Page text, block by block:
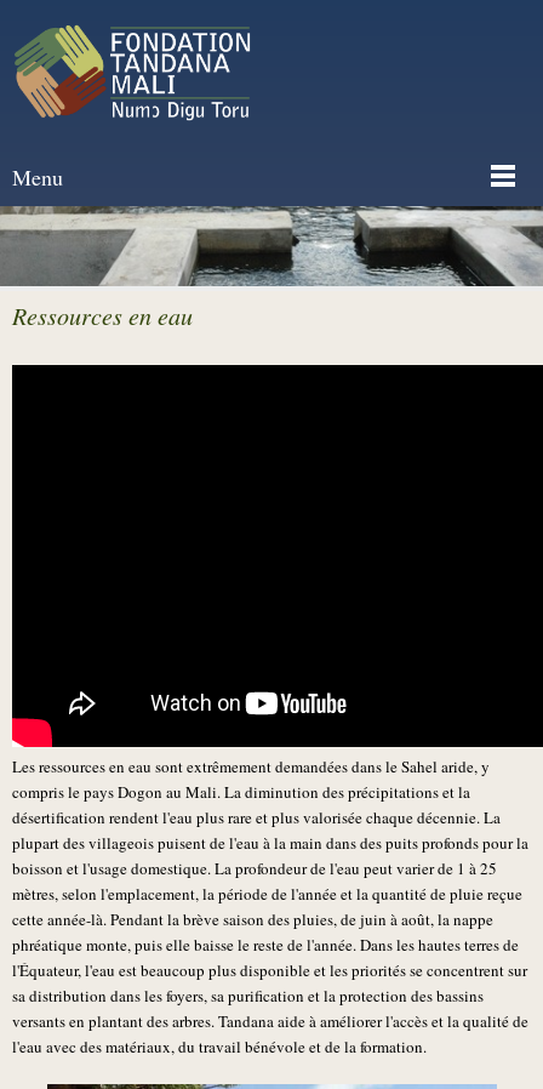
Menu
Ressources en eau
Les ressources en eau sont extrêmement demandées dans le Sahel aride, y
compris le pays Dogon au Mali. La diminution des précipitations et la
désertification rendent l'eau plus rare et plus valorisée chaque décennie. La
plupart des villageois puisent de l'eau à la main dans des puits profonds pour la
boisson et l'usage domestique. La profondeur de l'eau peut varier de 1 à 25
mètres, selon l'emplacement, la période de l'année et la quantité de pluie reçue
cette année-là. Pendant la brève saison des pluies, de juin à août, la nappe
phréatique monte, puis elle baisse le reste de l'année. Dans les hautes terres de
l'Équateur, l'eau est beaucoup plus disponible et les priorités se concentrent sur
sa distribution dans les foyers, sa purification et la protection des bassins
versants en plantant des arbres. Tandana aide à améliorer l'accès et la qualité de
l'eau avec des matériaux, du travail bénévole et de la formation.